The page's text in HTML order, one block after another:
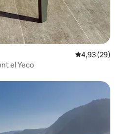
Gemiddelde
4,93 (29)
el Yeco